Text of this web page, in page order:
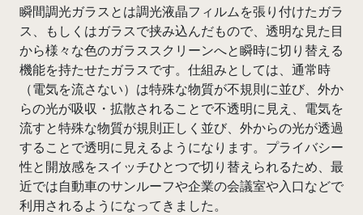
瞬間調光ガラスとは調光液晶フィルムを張り付けたガラ
ス、もしくはガラスで挟み込んだもので、透明な見た目
から様々な色のガラススクリーンへと瞬時に切り替える
機能を持たせたガラスです。仕組みとしては、通常時
（電気を流さない）は特殊な物質が不規則に並び、外か
らの光が吸収・拡散されることで不透明に見え、電気を
流すと特殊な物質が規則正しく並び、外からの光が透過
することで透明に見えるようになります。プライバシー
性と開放感をスイッチひとつで切り替えられるため、最
近では自動車のサンルーフや企業の会議室や入口などで
利用されるようになってきました。